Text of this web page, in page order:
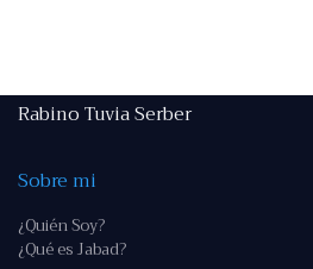
Rabino Tuvia Serber
Sobre mi
¿Quién Soy?
¿Qué es Jabad?